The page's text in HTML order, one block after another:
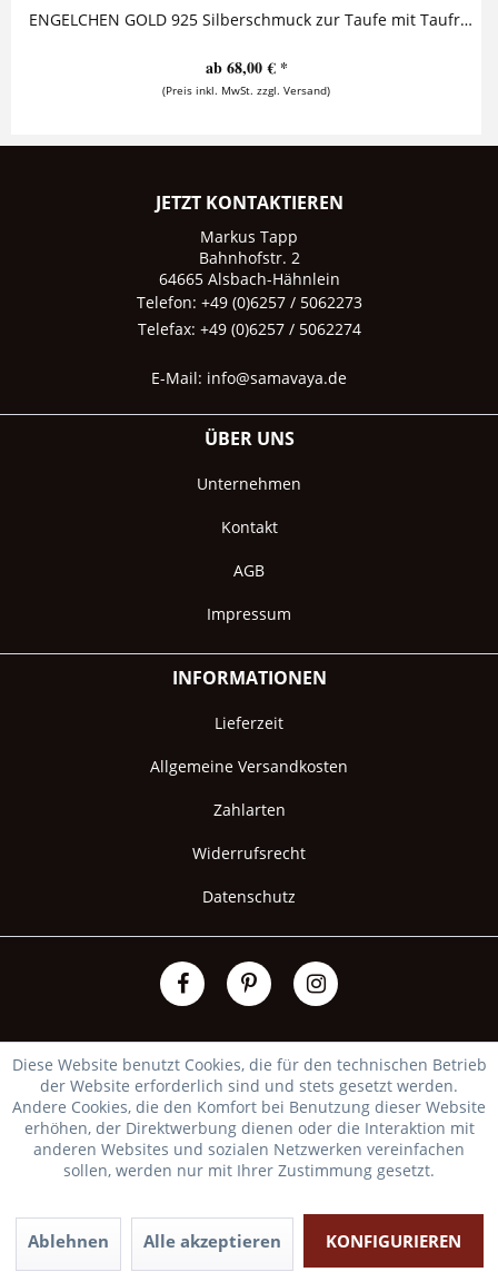
ENGELCHEN GOLD 925 Silberschmuck zur Taufe mit Taufring und Schutzengelchen Diese entzückende Taufkette mit Gravur besteht aus einem...
ab 68,00 € *
(Preis inkl. MwSt. zzgl. Versand)
JETZT KONTAKTIEREN
Markus Tapp
Bahnhofstr. 2
64665 Alsbach-Hähnlein
Telefon: +49 (0)6257 / 5062273
Telefax: +49 (0)6257 / 5062274
E-Mail: info@samavaya.de
ÜBER UNS
Unternehmen
Kontakt
AGB
Impressum
INFORMATIONEN
Lieferzeit
Allgemeine Versandkosten
Zahlarten
Widerrufsrecht
Datenschutz
Diese Website benutzt Cookies, die für den technischen Betrieb
der Website erforderlich sind und stets gesetzt werden.
Andere Cookies, die den Komfort bei Benutzung dieser Website
erhöhen, der Direktwerbung dienen oder die Interaktion mit
anderen Websites und sozialen Netzwerken vereinfachen
sollen, werden nur mit Ihrer Zustimmung gesetzt.
Ablehnen Alle akzeptieren KONFIGURIEREN